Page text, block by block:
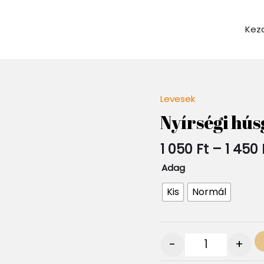
Levesek
Nyírségi
1 050 Ft – 1 450
Adag
Kis Normál
- +